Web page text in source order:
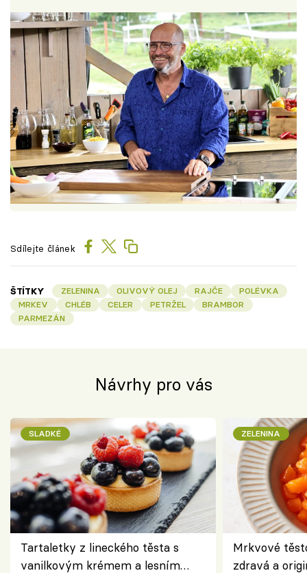
Sdílejte článek
ŠTÍTKY ZELENINA OLIVOVÝ OLEJ RAJČE
POLÉVKA
MRKEV
CHLÉB CELER PETRŽEL
BRAMBOR
PARMEZÁN
Návrhy pro vás
SLADKÉ
Tartaletky z lineckého těsta s
vanilkovým krémem a lesním
ZELENINA
Mrkvové
zdravá a